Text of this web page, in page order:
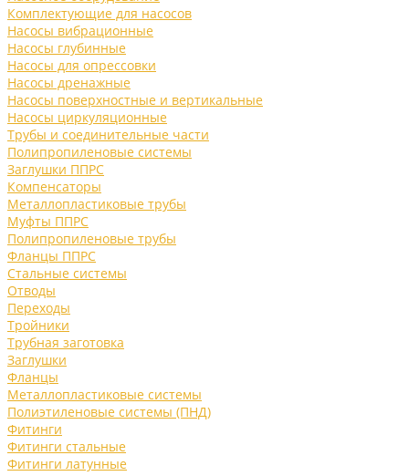
Комплектующие для насосов
Насосы вибрационные
Насосы глубинные
Насосы для опрессовки
Насосы дренажные
Насосы поверхностные и вертикальные
Насосы циркуляционные
Трубы и соединительные части
Полипропиленовые системы
Заглушки ППРС
Компенсаторы
Металлопластиковые трубы
Муфты ППРС
Полипропиленовые трубы
Фланцы ППРС
Стальные системы
Отводы
Переходы
Тройники
Трубная заготовка
Заглушки
Фланцы
Металлопластиковые системы
Полиэтиленовые системы (ПНД)
Фитинги
Фитинги стальные
Фитинги латунные